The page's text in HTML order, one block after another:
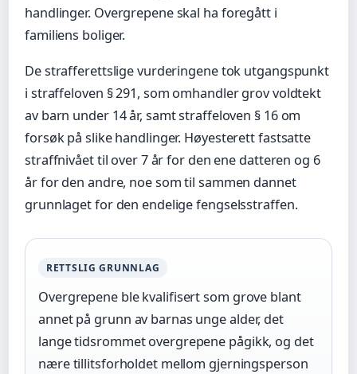
handlinger. Overgrepene skal ha foregått i
familiens boliger.
De strafferettslige vurderingene tok utgangspunkt
i straffeloven § 291, som omhandler grov voldtekt
av barn under 14 år, samt straffeloven § 16 om
forsøk på slike handlinger. Høyesterett fastsatte
straffnivået til over 7 år for den ene datteren og 6
år for den andre, noe som til sammen dannet
grunnlaget for den endelige fengselsstraffen.
RETTSLIG GRUNNLAG
Overgrepene ble kvalifisert som grove blant
annet på grunn av barnas unge alder, det
lange tidsrommet overgrepene pågikk, og det
nære tillitsforholdet mellom gjerningsperson